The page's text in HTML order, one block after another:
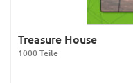
Treasure House
1000 Teile